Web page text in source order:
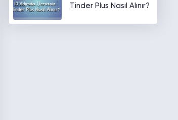
Tinder Plus Nasıl Alınır?